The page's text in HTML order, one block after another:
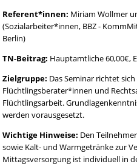
Referent*innen: Miriam Wollmer
(Sozialarbeiter*innen, BBZ -
Berlin)
TN-Beitrag: Hauptamtliche 60,00€,
Zielgruppe: Das Seminar richtet
Flüchtlingsberater*innen und
Flüchtlingsarbeit.
werden vorausgesetzt.
Wichtige Hinweise: Den
sowie Kalt- und Warmgetränke zur
Mittagsversorgung ist individuell in